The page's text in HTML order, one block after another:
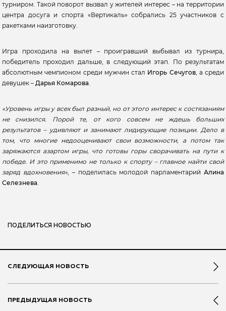
турниром. Такой поворот вызвал у жителей интерес – на территории
центра досуга и спорта «Вертикаль» собрались 25 участников с
ракетками наизготовку.
Игра проходила на вылет – проигравший выбывал из турнира,
победитель проходил дальше, в следующий этап. По результатам
абсолютным чемпионом среди мужчин стал Игорь Сечугов, а среди
девушек – Дарья Комарова.
«Уровень игры у всех был разный, но от этого интерес к состязаниям
не снизился. Порой те, от кого совсем не ждешь больших
результатов – удивляют и занимают лидирующие позиции. Дело в
том, что многие недооценивают свои возможности, а потом так
заряжаются азартом игры, что готовы горы сворачивать на пути к
победе. И это применимо не только к спорту – главное найти свой
заряд вдохновения», – поделилась молодой парламентарийАлина
Селезнева.
ПОДЕЛИТЬСЯ НОВОСТЬЮ
ПРЕДЫДУЩАЯ НОВОСТЬ
СЛЕДУЮЩАЯ НОВОСТЬ